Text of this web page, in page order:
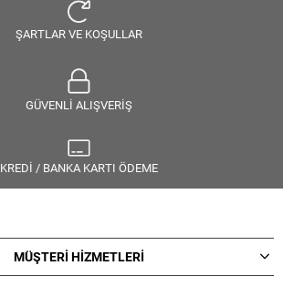
ŞARTLAR VE KOŞULLAR
GÜVENLİ ALIŞVERİŞ
KREDİ / BANKA KARTI ÖDEME
MÜŞTERİ HİZMETLERİ